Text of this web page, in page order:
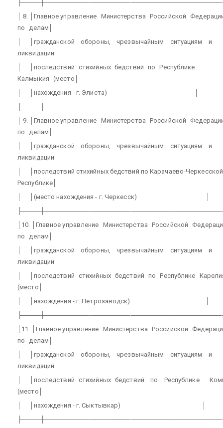
│ 8. │Главное управление Министерства Российской
по
делам│
│гражданской обороны, чрезвычайным ситуациям
и
ликвидации│
│последствий стихийных бедствий по
Республике
Калмыкия
(место│
│нахождения - г. Элиста)
│ 9. │Главное управление Министерства Российской
по
делам│
│гражданской обороны, чрезвычайным ситуациям
и
ликвидации│
│последствий стихийных бедствий по Карачаево-Черкесской
Республике│
│(место нахождения - г. Черкесск)
│10. │Главное управление Министерства Российской
по
делам│
│гражданской обороны, чрезвычайным ситуациям
и
ликвидации│
│последствий стихийных бедствий по Республике
(место│
│нахождения - г. Петрозаводск)
│11. │Главное управление Министерства Российской
по
делам│
│гражданской обороны, чрезвычайным ситуациям
и
ликвидации│
│последствий стихийных бедствий по Республике
(место│
│нахождения - г. Сыктывкар)